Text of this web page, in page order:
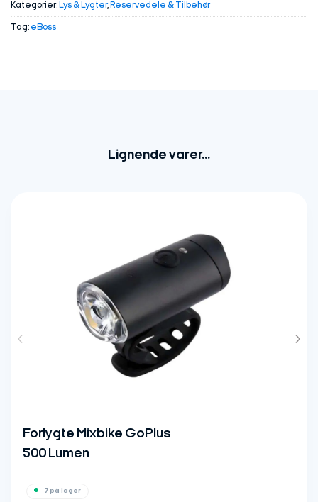
Kategorier: Lys & Lygter, Reservedele & Tilbehør
Tag: eBoss
Lignende varer...
Forlygte Sigma Buster
300 Lumen